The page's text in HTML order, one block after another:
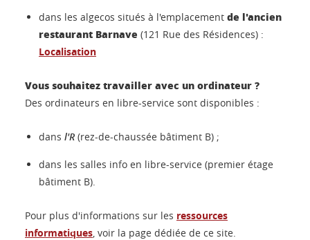
dans les algecos situés à l'emplacement de l'ancien
restaurant Barnave (121 Rue des Résidences) :
Localisation
Vous souhaitez travailler avec un ordinateur ?
Des ordinateurs en libre-service sont disponibles :
dans l'R (rez-de-chaussée bâtiment B) ;
dans les salles info en libre-service (premier étage
bâtiment B).
Pour plus d'informations sur les ressources
informatiques , voir la page dédiée de ce site.